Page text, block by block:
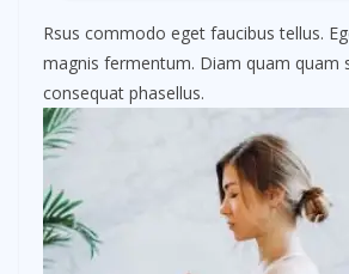
Rsus commodo eget faucibus tellus.
magnis fermentum. Diam quam quam
consequat phasellus.